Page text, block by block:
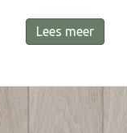
Lees meer